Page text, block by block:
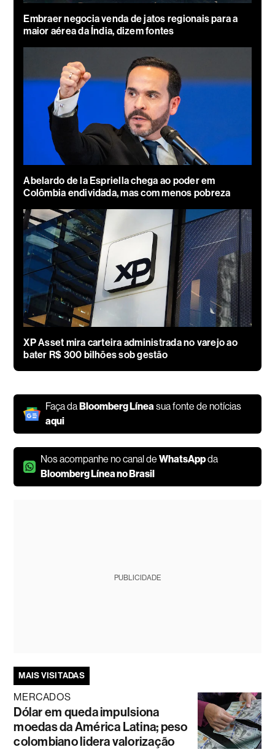
Embraer negocia venda de jatos regionais para a
maior aérea da Índia, dizem fontes
Abelardo de la Espriella chega ao poder em
Colômbia endividada, mas com menos pobreza
XP Asset mira carteira administrada no varejo ao
bater R$ 300 bilhões sob gestão
Faça daBloomberg Líneasua fonte de notícias
aqui
Nos acompanhe no canal deWhatsAppda
Bloomberg Línea no Brasil
PUBLICIDADE
MAIS VISITADAS
MERCADOS
Dólar em queda impulsiona
moedas da América Latina; peso
colombiano lidera valorização